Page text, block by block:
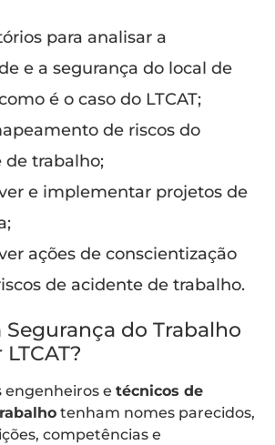
para analisar a
e a segurança do local de
é o caso do LTCAT;
de riscos do
trabalho;
e implementar projetos de
ações de conscientização
de acidente de trabalho.
do Trabalho
engenheiros e técnicos de
tenham nomes parecidos,
competências e